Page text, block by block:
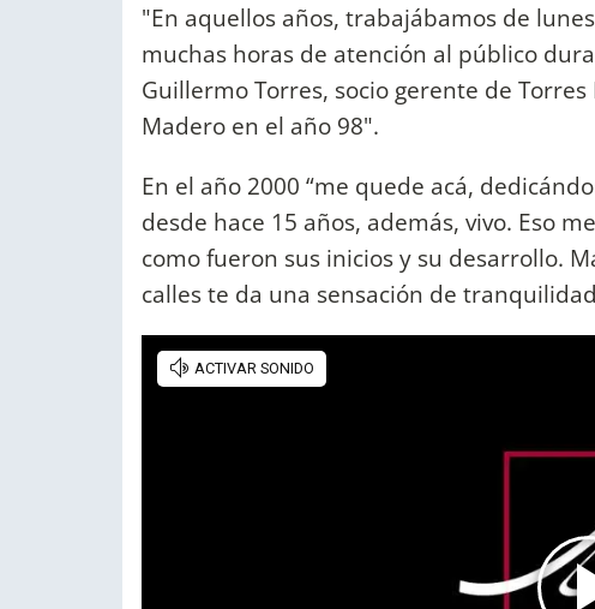
"En aquellos años, trabajábamos de
muchas horas de atención al público
Guillermo Torres, socio gerente de
Madero en el año 98".
En el año 2000 “me quede acá,
desde hace 15 años, además, vivo. Eso
como fueron sus inicios y su desarrollo.
calles te da una sensación de